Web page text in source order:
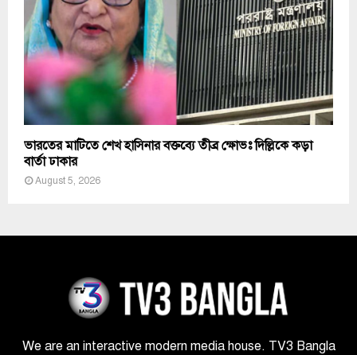
ভারতের মাটিতে শেখ হাসিনার বক্তব্যে তীব্র ক্ষোভঃ দিল্লিকে কড়া
বার্তা ঢাকার
August 5, 2026
We are an interactive modern media house. TV3 Bangla